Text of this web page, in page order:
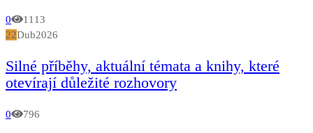
0
1113
22Dub2026
Silné příběhy, aktuální témata a knihy, které
otevírají důležité rozhovory
0 796